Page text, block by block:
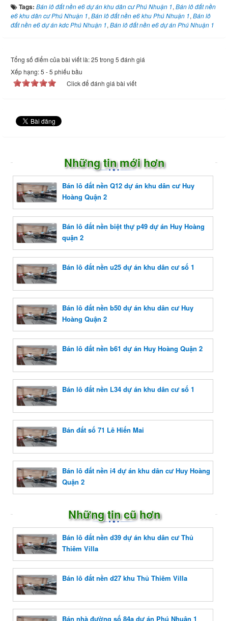
Tags: Bán lô đất nền e6 dự án khu dân cư Phú Nhuận 1, Bán lô đất nền
e6 khu dân cư Phú Nhuận 1, Bán lô đất nền e6 khu Phú Nhuận 1, Bán lô
đất nền e6 dự án kdc Phú Nhuận 1, Bán lô đất nền e6 dự án Phú Nhuận 1
Tổng số điểm của bài viết là: 25 trong 5 đánh giá
Xếp hạng:5 -5 phiếu bầu
Click để đánh giá bài viết
Những tin mới hơn
Bán lô đất nền Q12 dự án khu dân cư Huy
Hoàng Quận 2
Bán lô đất nền biệt thự p49 dự án Huy Hoàng
quận 2
Bán lô đất nền u25 dự án khu dân cư số 1
Bán lô đất nền b50 dự án khu dân cư Huy
Hoàng Quận 2
Bán lô đất nền b61 dự án Huy Hoàng Quận 2
Bán lô đất nền L34 dự án khu dân cư số 1
Bán đất số 71 Lê Hiến Mai
Bán lô đất nền i4 dự án khu dân cư Huy Hoàng
Quận 2
Những tin cũ hơn
Bán lô đất nền d39 dự án khu dân cư Thủ
Thiêm Villa
Bán lô đất nền d27 khu Thủ Thiêm Villa
Bán nhà đường số 84a dự án Phú Nhuận 1